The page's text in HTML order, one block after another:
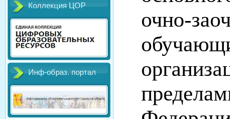
Коллекция ЦОР
Инф-образ. портал
очно-